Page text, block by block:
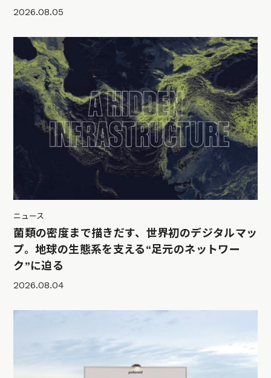
2026.08.05
ニュース
菌類の密度まで描きだす、世界初のデジタルマッ
プ。地球の生態系を支える“足元のネットワー
ク”に迫る
2026.08.04